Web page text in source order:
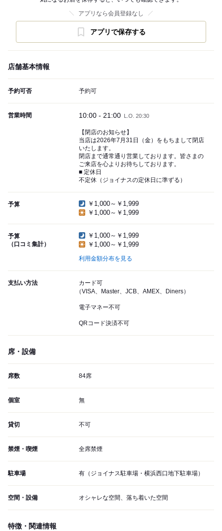
アプリなら会員登録なし
アプリで保存する
店舗基本情報
予約可否 予約可
営業時間 10:00 - 21:00 L.O. 20:30
【閉店のお知らせ】
当店は2026年7月31日（金）をもちまして閉店
いたします。
閉店まで通常通り営業しております。皆さまの
ご来店を心よりお待ちしております。
■ 定休日
不定休（ジョイナスの定休日に準ずる）
予算
￥1,000～￥1,999
￥1,000～￥1,999
予算
（口コミ集計）
￥1,000～￥1,999
￥1,000～￥1,999
利用金額分布を見る
支払い方法
カード可
（VISA、Master、JCB、AMEX、Diners）
電子マネー不可
QRコード決済不可
席・設備
席数 84席
個室 無
貸切 不可
禁煙・喫煙 全席禁煙
駐車場 有（ジョイナス駐車場・横浜西口地下駐車場）
空間・設備 オシャレな空間、落ち着いた空間
特徴・関連情報